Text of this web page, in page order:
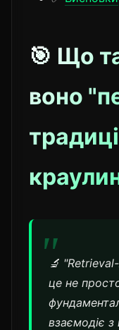
🎯 Що
воно
🔬
це не
взаємодіє